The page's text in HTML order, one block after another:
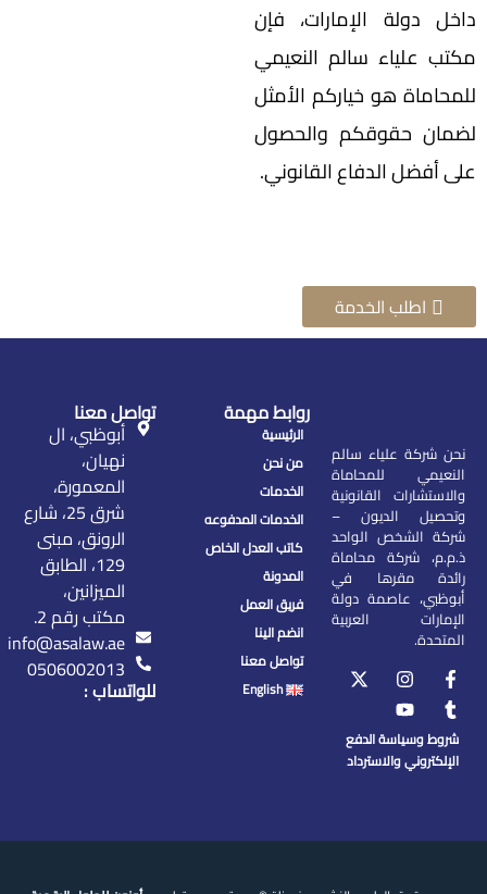
داخل دولة الإمارات، فإن
مكتب علياء سالم النعيمي
للمحاماة هو خياركم الأمثل
لضمان حقوقكم والحصول
على أفضل الدفاع القانوني.
اطلب الخدمة
نحن شركة علياء سالم
النعيمي للمحاماة
والاستشارات القانونية
وتحصيل الديون –
شركة الشخص الواحد
ذ.م.م، شركة محاماة
رائدة مقرها في
أبوظبي، عاصمة دولة
الإمارات العربية
المتحدة.
شروط وسياسة الدفع
الإلكتروني والاسترداد
روابط مهمة
الرئيسية
من نحن
الخدمات
الخدمات المدفوعه
كاتب العدل الخاص
المدونة
فريق العمل
انضم الينا
تواصل معنا
English
تواصل معنا
أبوظبي، ال
نهيان،
المعمورة،
شرق 25، شارع
الرونق، مبنى
129، الطابق
الميزانين،
مكتب رقم 2.
info@asalaw.ae
0506002013
للواتساب :